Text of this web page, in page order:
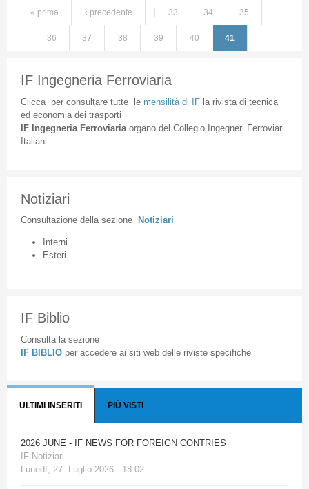
Pagine
« prima ‹ precedente 33 34 35
36 37 38 39 40 41
IF Ingegneria Ferroviaria
Cliccaper consultare tuttele mensilità di IFla rivista di tecnica
ed economia dei trasporti
IF Ingegneria Ferroviaria organodel Collegio Ingegneri Ferroviari
Italiani
Notiziari
Consultazione della sezione Notiziari
Interni
Esteri
IF Biblio
Consulta la sezione
IF BIBLIO per accedere ai siti web delle riviste specifiche
ULTIMI INSERITI PIÙ VISTI
2026 JUNE - IF NEWS FOR FOREIGN CONTRIES
IF Notiziari
Lunedì, 27. Luglio 2026 - 18:02